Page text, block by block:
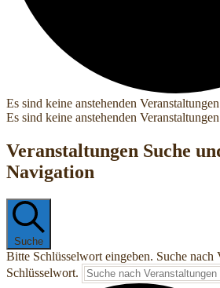
Es sind keine anstehenden
Es sind keine anstehenden
Veranstaltungen Suche
Navigation
Suche
Bitte Schlüsselwort eingeben. Suche nach
Schlüsselwort.